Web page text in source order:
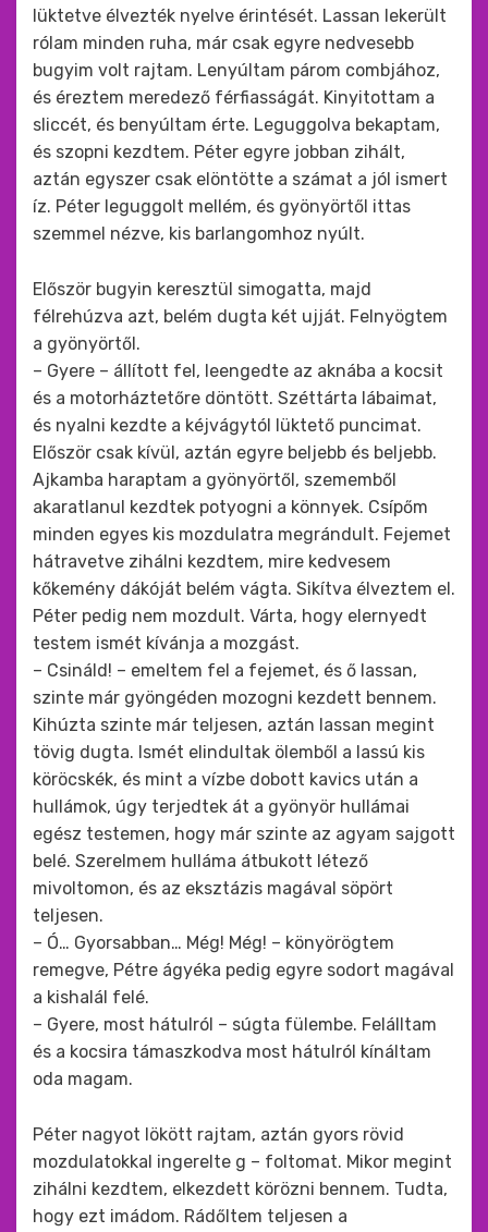
lüktetve élvezték nyelve érintését. Lassan lekerült
rólam minden ruha, már csak egyre nedvesebb
bugyim volt rajtam. Lenyúltam párom combjához,
és éreztem meredező férfiasságát. Kinyitottam a
sliccét, és benyúltam érte. Leguggolva bekaptam,
és szopni kezdtem. Péter egyre jobban zihált,
aztán egyszer csak elöntötte a számat a jól ismert
íz. Péter leguggolt mellém, és gyönyörtől ittas
szemmel nézve, kis barlangomhoz nyúlt.
Először bugyin keresztül simogatta, majd
félrehúzva azt, belém dugta két ujját. Felnyögtem
a gyönyörtől.
– Gyere – állított fel, leengedte az aknába a kocsit
és a motorháztetőre döntött. Széttárta lábaimat,
és nyalni kezdte a kéjvágytól lüktető puncimat.
Először csak kívül, aztán egyre beljebb és beljebb.
Ajkamba haraptam a gyönyörtől, szememből
akaratlanul kezdtek potyogni a könnyek. Csípőm
minden egyes kis mozdulatra megrándult. Fejemet
hátravetve zihálni kezdtem, mire kedvesem
kőkemény dákóját belém vágta. Sikítva élveztem el.
Péter pedig nem mozdult. Várta, hogy elernyedt
testem ismét kívánja a mozgást.
– Csináld! – emeltem fel a fejemet, és ő lassan,
szinte már gyöngéden mozogni kezdett bennem.
Kihúzta szinte már teljesen, aztán lassan megint
tövig dugta. Ismét elindultak ölemből a lassú kis
köröcskék, és mint a vízbe dobott kavics után a
hullámok, úgy terjedtek át a gyönyör hullámai
egész testemen, hogy már szinte az agyam sajgott
belé. Szerelmem hulláma átbukott létező
mivoltomon, és az eksztázis magával söpört
teljesen.
– Ó… Gyorsabban… Még! Még! – könyörögtem
remegve, Pétre ágyéka pedig egyre sodort magával
a kishalál felé.
– Gyere, most hátulról – súgta fülembe. Felálltam
és a kocsira támaszkodva most hátulról kínáltam
oda magam.
Péter nagyot lökött rajtam, aztán gyors rövid
mozdulatokkal ingerelte g – foltomat. Mikor megint
zihálni kezdtem, elkezdett körözni bennem. Tudta,
hogy ezt imádom. Rádőltem teljesen a